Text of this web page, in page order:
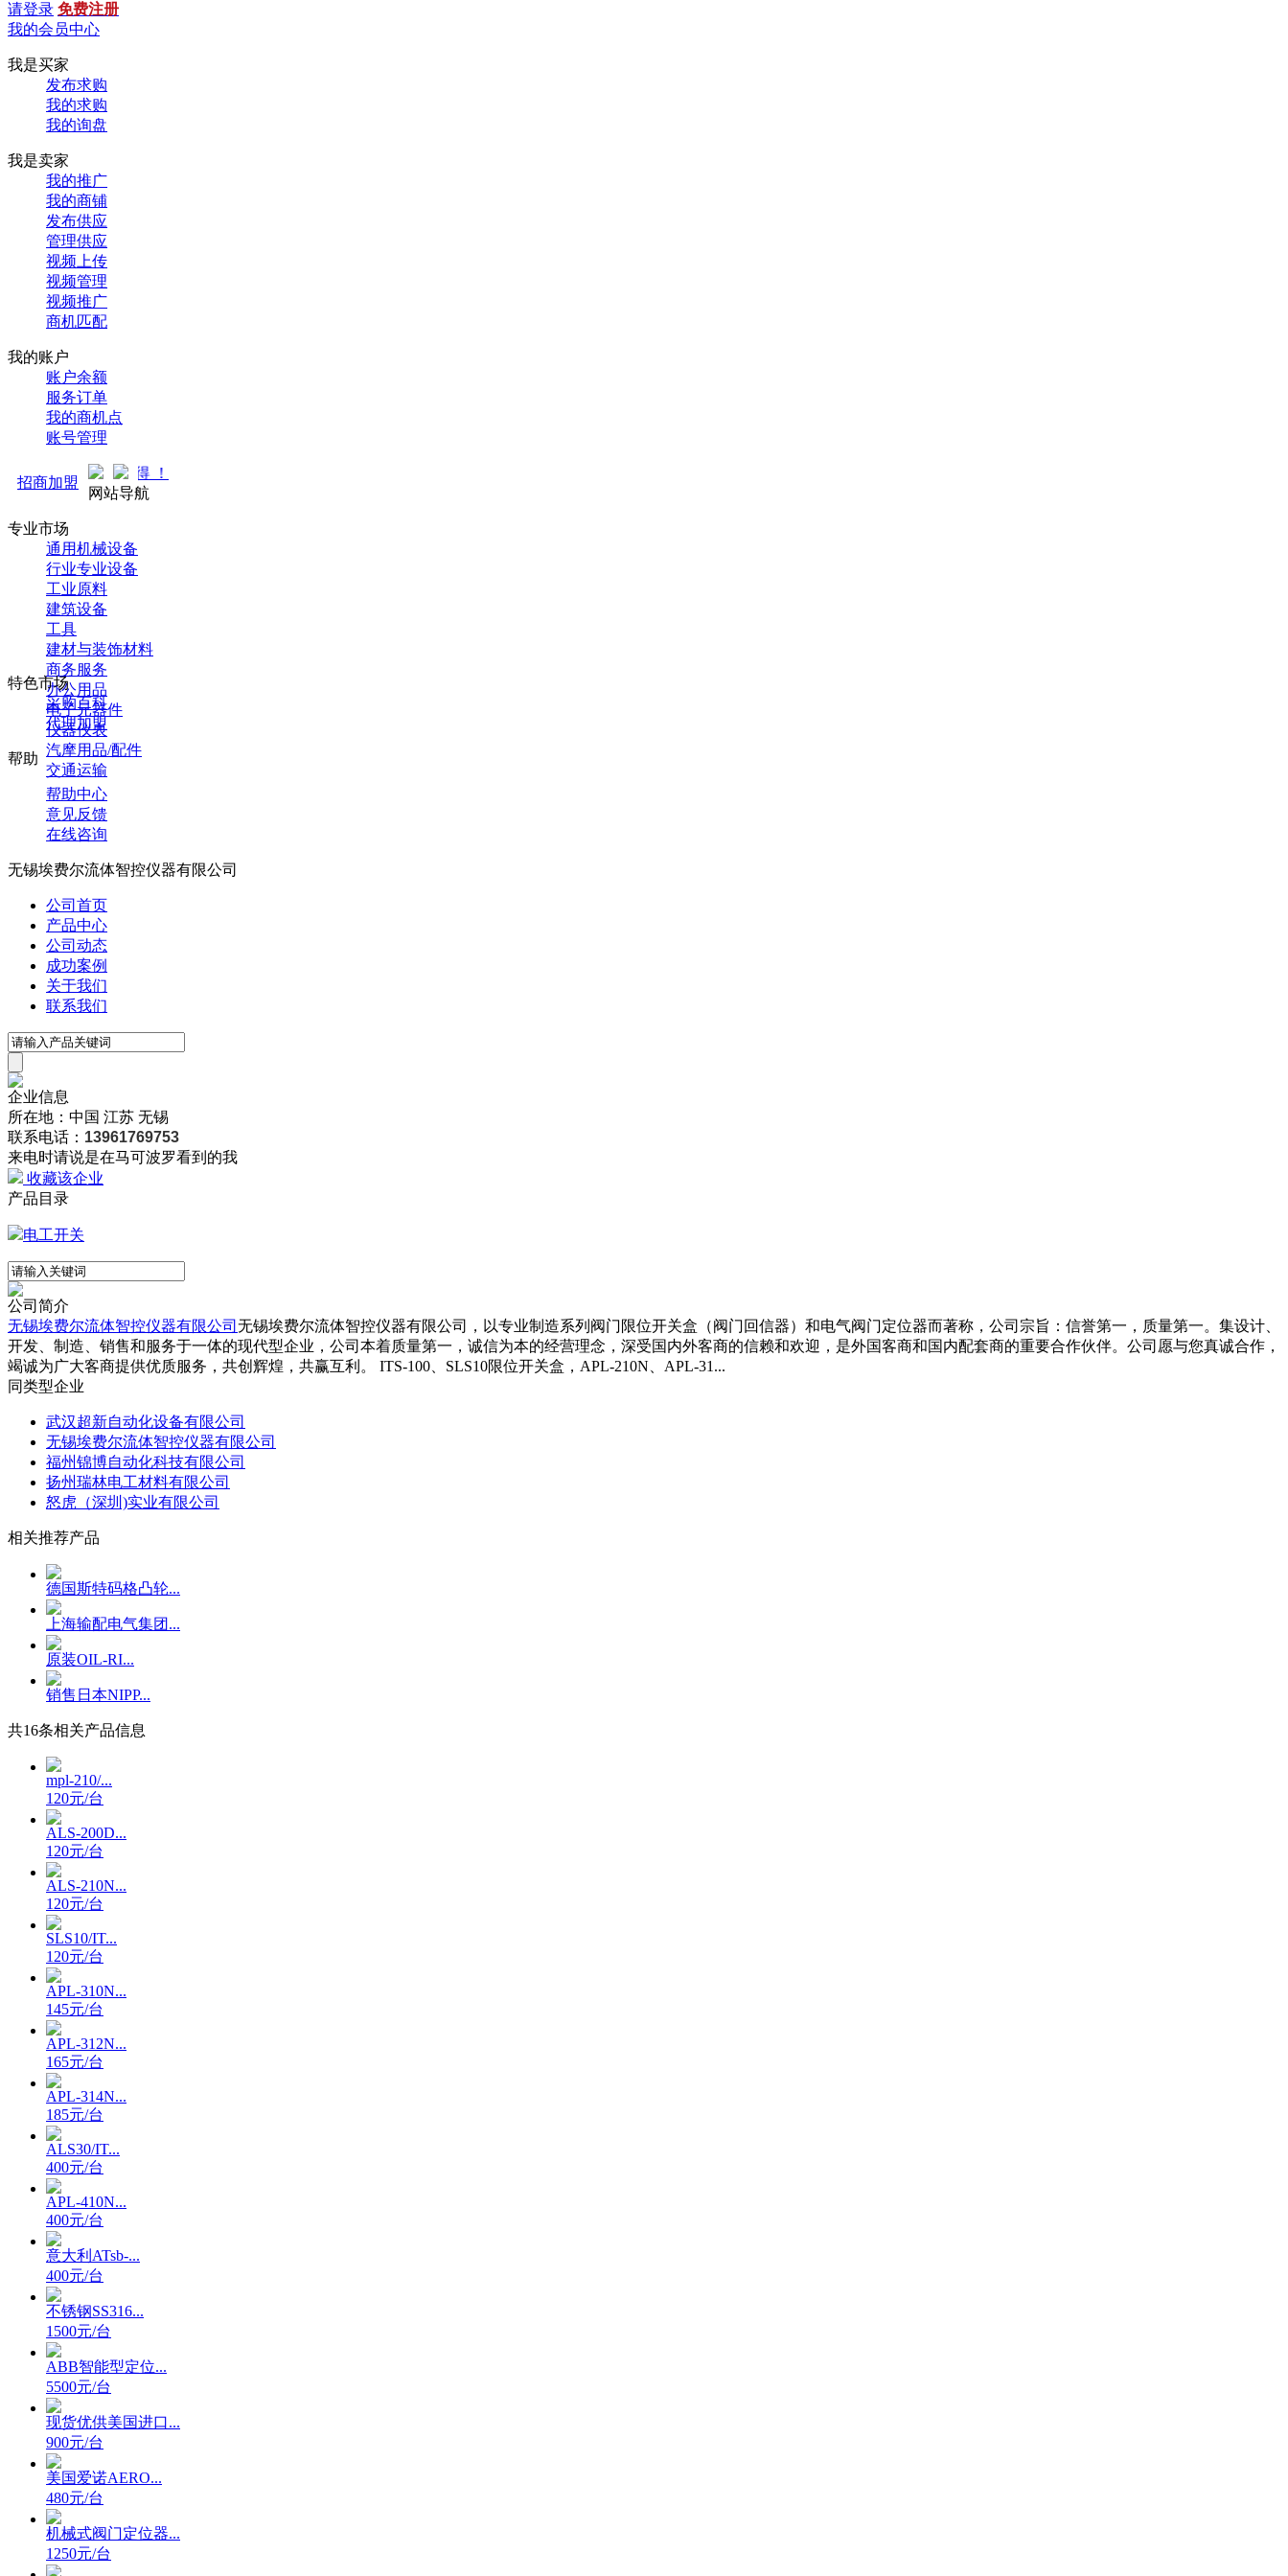
请登录 免费注册
我的会员中心
我是买家
发布求购
我的求购
我的询盘
我是卖家
我的推广
我的商铺
发布供应
管理供应
视频上传
视频管理
视频推广
商机匹配
我的账户
账户余额
服务订单
我的商机点
账号管理
招商加盟
网站导航
专业市场
通用机械设备
行业专业设备
工业原料
建筑设备
工具
建材与装饰材料
商务服务
办公用品
电子元器件
仪器仪表
汽摩用品/配件
交通运输
特色市场
采购百科
代理加盟
帮助
帮助中心
意见反馈
在线咨询
无锡埃费尔流体智控仪器有限公司
公司首页
产品中心
公司动态
成功案例
关于我们
联系我们
企业信息
所在地：中国 江苏 无锡
联系电话： 13961769753
来电时请说是在马可波罗看到的我
收藏该企业
产品目录
电工开关
公司简介
无锡埃费尔流体智控仪器有限公司 无锡埃费尔流体智控仪器有限公司，以专业制造系列阀门限位开关盒（阀门回信器）和电气阀门定位器而著称，公司宗旨：信誉第一，质量第一。集设计、
开发、制造、销售和服务于一体的现代型企业，公司本着质量第一，诚信为本的经营理念，深受国内外客商的信赖和欢迎，是外国客商和国内配套商的重要合作伙伴。公司愿与您真诚合作，
竭诚为广大客商提供优质服务，共创辉煌，共赢互利。 ITS-100、SLS10限位开关盒，APL-210N、APL-31...
同类型企业
武汉超新自动化设备有限公司
无锡埃费尔流体智控仪器有限公司
福州锦博自动化科技有限公司
扬州瑞林电工材料有限公司
怒虎（深圳)实业有限公司
相关推荐产品
德国斯特码格凸轮...
上海输配电气集团...
原装OIL-RI...
销售日本NIPP...
共16条相关产品信息
mpl-210/...
120元/台
ALS-200D...
120元/台
ALS-210N...
120元/台
SLS10/IT...
120元/台
APL-310N...
145元/台
APL-312N...
165元/台
APL-314N...
185元/台
ALS30/IT...
400元/台
APL-410N...
400元/台
意大利ATsb-...
400元/台
不锈钢SS316...
1500元/台
ABB智能型定位...
5500元/台
现货优供美国进口...
900元/台
美国爱诺AERO...
480元/台
机械式阀门定位器...
1250元/台